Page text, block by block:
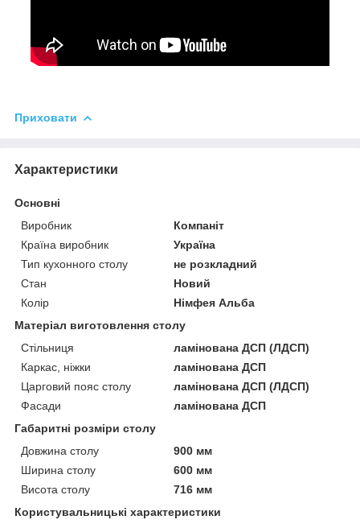
Приховати
Характеристики
Основні
Виробник
Компаніт
Країна виробник
Україна
Тип кухонного столу
не розкладний
Стан
Новий
Колір
Німфея Альба
Матеріал виготовлення столу
Стільниця
ламінована ДСП (ЛДСП)
Каркас, ніжки
ламінована ДСП
Царговий пояс столу
ламінована ДСП (ЛДСП)
Фасади
ламінована ДСП
Габаритні розміри столу
Довжина столу
900 мм
Ширина столу
600 мм
Висота столу
716 мм
Користувальницькі характеристики